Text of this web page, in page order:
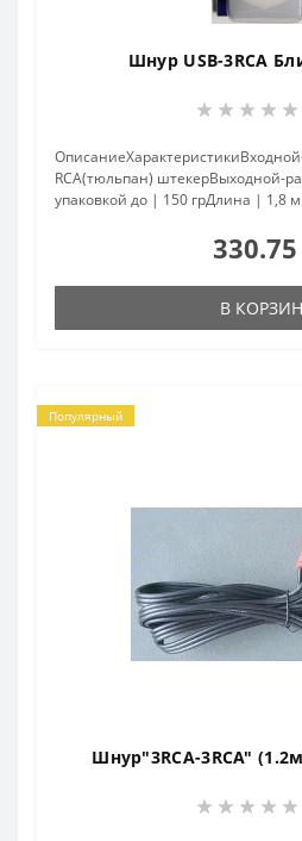
Шнур USB-3RCA
RCA(тюльпан) штекерВыходной-
упаковкой до | 150 грДлина | 1,8
В
Популярный
Шнур"3RCA-3RCA"